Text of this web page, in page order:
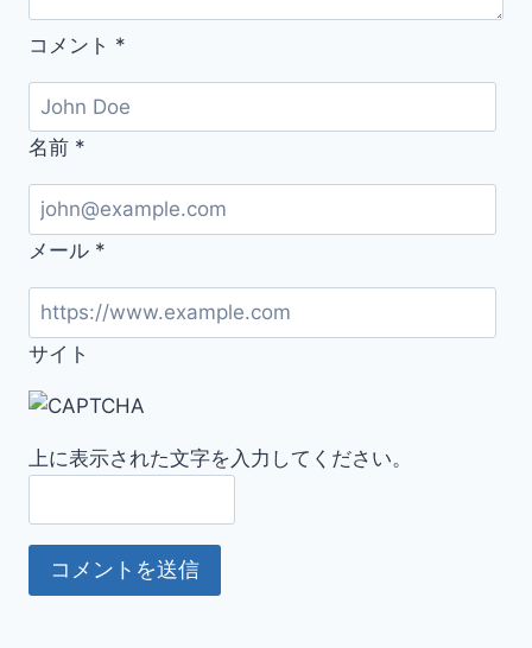
を
開
コメント *
名前 *
メール *
サイト
上に表示された文字を入力してください。